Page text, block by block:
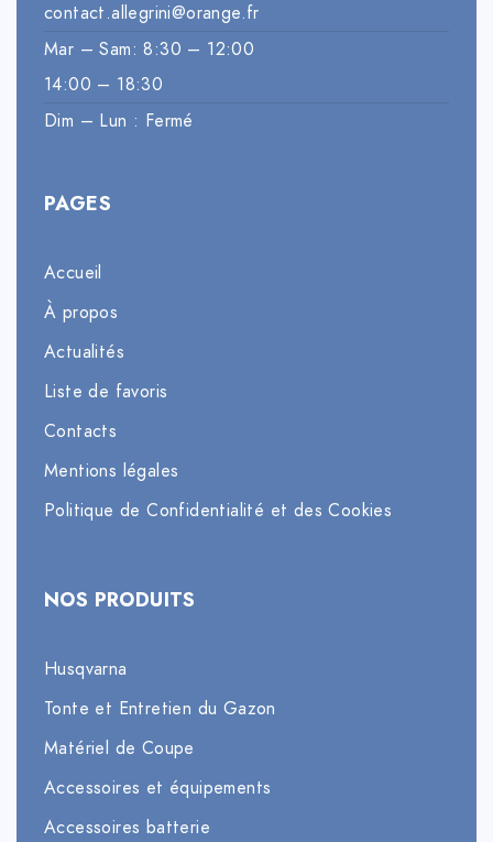
contact.allegrini@orange.fr
Mar – Sam: 8:30 – 12:00
14:00 – 18:30
Dim – Lun : Fermé
PAGES
Accueil
À propos
Actualités
Liste de favoris
Contacts
Mentions légales
Politique de Confidentialité et des Cookies
NOS PRODUITS
Husqvarna
Tonte et Entretien du Gazon
Matériel de Coupe
Accessoires et équipements
Accessoires batterie